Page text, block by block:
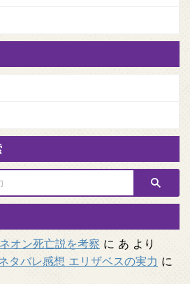
オン死亡説を考察 に あ より
タバレ感想 エリザベスの実力 に